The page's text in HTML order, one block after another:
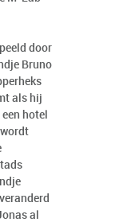
door
Bruno
als hij
hotel
al